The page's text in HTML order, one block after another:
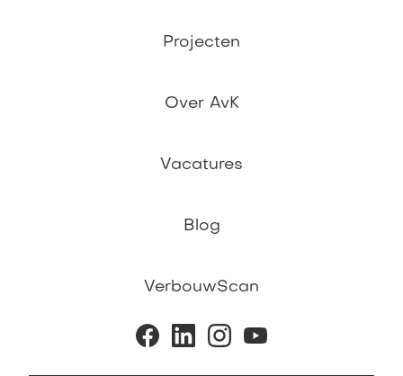
Projecten
Over AvK
Vacatures
Blog
VerbouwScan